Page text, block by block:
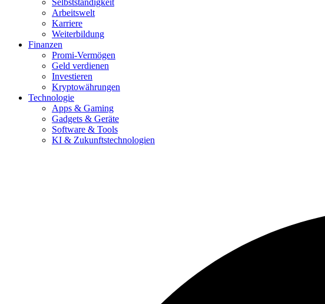
Selbstständigkeit
Arbeitswelt
Karriere
Weiterbildung
Finanzen
Promi-Vermögen
Geld verdienen
Investieren
Kryptowährungen
Technologie
Apps & Gaming
Gadgets & Geräte
Software & Tools
KI & Zukunftstechnologien